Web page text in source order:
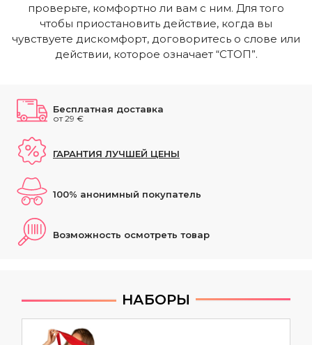
проверьте, комфортно ли вам с ним. Для того
чтобы приостановить действие, когда вы
чувствуете дискомфорт, договоритесь о слове или
действии, которое означает “СТОП”.
Бесплатная доставка
от 29 €
ГАРАНТИЯ ЛУЧШЕЙ ЦЕНЫ
100% анонимный покупатель
Возможность осмотреть товар
НАБОРЫ